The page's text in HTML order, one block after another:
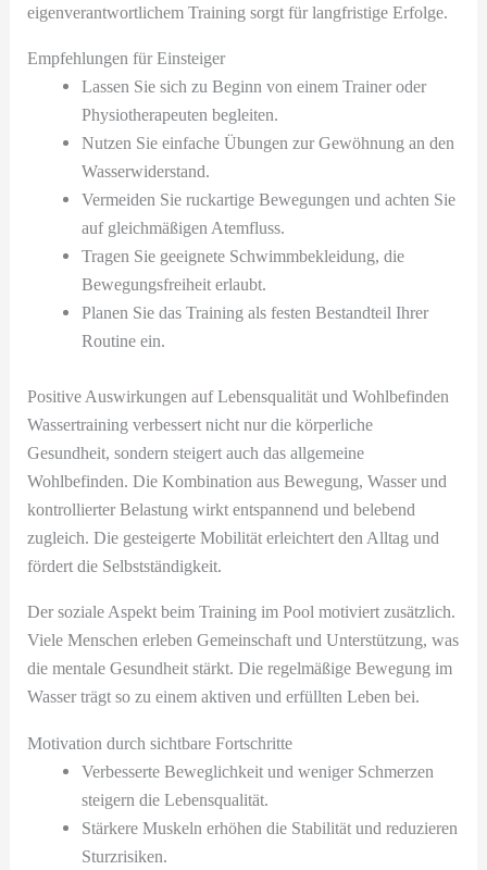
eigenverantwortlichem Training sorgt für langfristige Erfolge.
Empfehlungen für Einsteiger
Lassen Sie sich zu Beginn von einem Trainer oder
Physiotherapeuten begleiten.
Nutzen Sie einfache Übungen zur Gewöhnung an den
Wasserwiderstand.
Vermeiden Sie ruckartige Bewegungen und achten Sie
auf gleichmäßigen Atemfluss.
Tragen Sie geeignete Schwimmbekleidung, die
Bewegungsfreiheit erlaubt.
Planen Sie das Training als festen Bestandteil Ihrer
Routine ein.
Positive Auswirkungen auf Lebensqualität und Wohlbefinden
Wassertraining verbessert nicht nur die körperliche
Gesundheit, sondern steigert auch das allgemeine
Wohlbefinden. Die Kombination aus Bewegung, Wasser und
kontrollierter Belastung wirkt entspannend und belebend
zugleich. Die gesteigerte Mobilität erleichtert den Alltag und
fördert die Selbstständigkeit.
Der soziale Aspekt beim Training im Pool motiviert zusätzlich.
Viele Menschen erleben Gemeinschaft und Unterstützung, was
die mentale Gesundheit stärkt. Die regelmäßige Bewegung im
Wasser trägt so zu einem aktiven und erfüllten Leben bei.
Motivation durch sichtbare Fortschritte
Verbesserte Beweglichkeit und weniger Schmerzen
steigern die Lebensqualität.
Stärkere Muskeln erhöhen die Stabilität und reduzieren
Sturzrisiken.